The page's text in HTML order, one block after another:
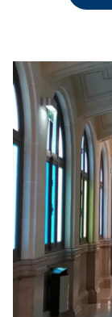
m
a
g
e
d
e
c
o
u
v
e